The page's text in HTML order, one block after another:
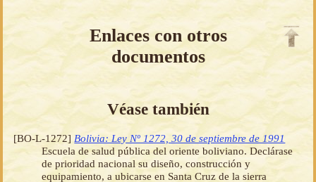
Enlaces con otros
documentos
Véase también
[BO-L-1272] Bolivia: Ley Nº 1272, 30 de septiembre de 1991
Escuela de salud pública del oriente boliviano. Declárase
de prioridad nacional su diseño, construcción y
equipamiento, a ubicarse en Santa Cruz de la sierra